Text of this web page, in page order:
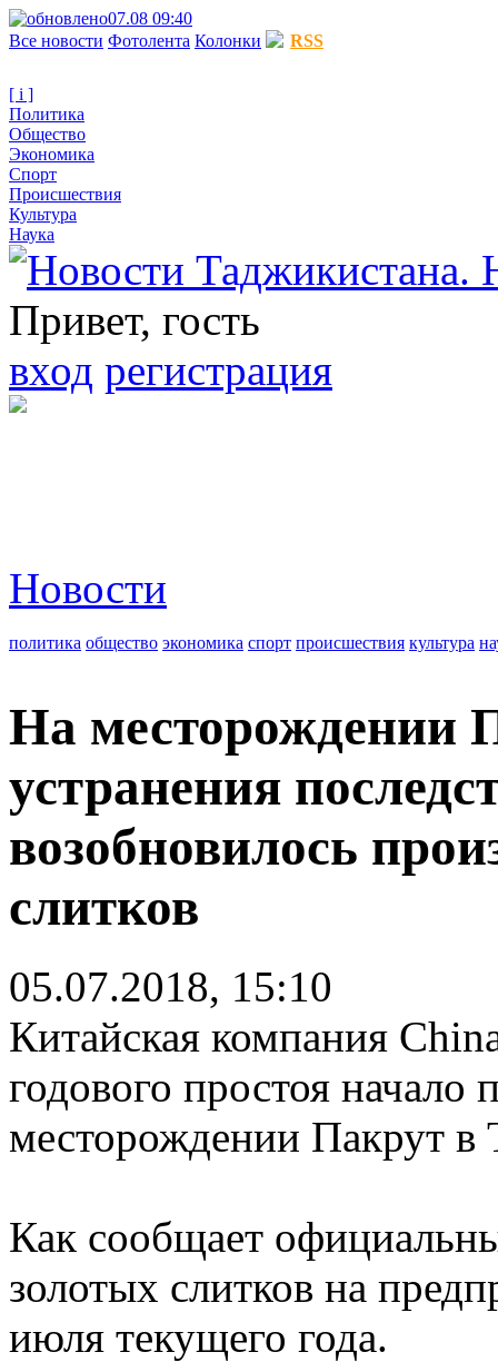
07.08 09:40
Все новости Фотолента Колонки RSS
[ i ]
Политика
Общество
Экономика
Спорт
Происшествия
Культура
Наука
Привет, гость
вход регистрация
Новости
политика общество экономика спорт происшествия культура
На месторождении
устранения
возобновилось
слитков
05.07.2018, 15:10
Китайская компания
годового простоя начало
месторождении Пакрут в
Как сообщает
золотых слитков на
июля текущего года.